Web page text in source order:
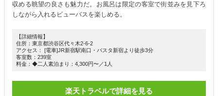
収める眺望の良さも魅力だ。お風呂は限定の客室で街並みを見下ろ
しながら入れるビューバスを楽しめる。
【詳細情報】
住所：東京都渋谷区代々木2-6-2
アクセス： [電車]JR新宿駅南口・バスタ新宿より徒歩3分
客室数：239室
料金：◆二人素泊まり：4,300円〜／1人
楽天トラベルで詳細を見る